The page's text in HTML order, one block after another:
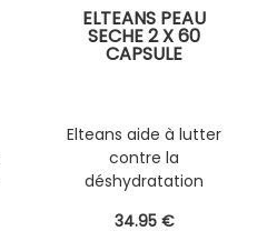
ELTEANS PEAU
SECHE 2 X 60
CAPSULE
Elteans aide à lutter
contre la
déshydratation
favorise la nutrition
34.95 €